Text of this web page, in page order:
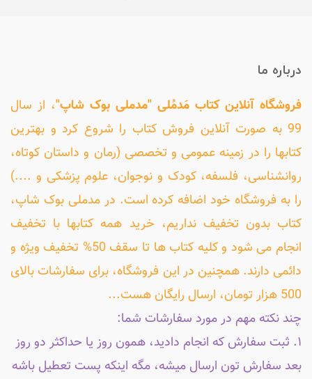
درباره ما
فروشگاه آنلاین کتاب مَدمُلی "مدملی بوک شاپ"، از سال
99 به صورت آنلاین فروش کتاب را شروع کرد و بهترین
کتابها را در زمینه عمومی و تخصصی (رمان و داستان کوتاه،
روانشناسی، فلسفه، کودک و نوجوان، علوم پزشکی و ....)
را به فروشگاه خود اضافه کرده است. در مدملی بوک شاپ،
کتاب بدون تخفیف نداریم، خرید همه کتابها با تخفیف
انجام می شود و کلیه کتاب ها تا سقف 50% تخفیف ویژه و
دائمی دارند. همچنین در این فروشگاه، برای سفارشات بالای
500 هزار تومان، ارسال رایگان هست...
چند نکته مهم در مورد سفارشات شما:
۱. ثبت سفارش که انجام دادید، همون روز یا حداکثر دو روز
بعد سفارش تون ارسال میشه، مگه اینکه پست تعطیل باشه